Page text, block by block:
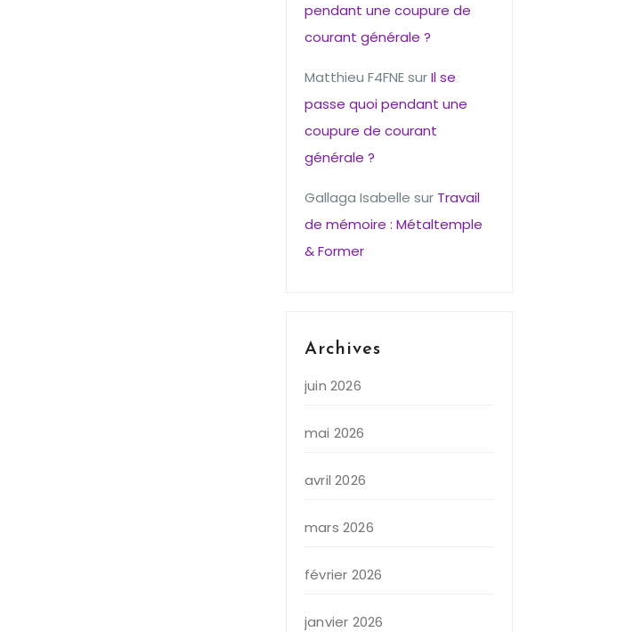
pendant une coupure de
courant générale ?
Matthieu F4FNEsurIl se
passe quoi pendant une
coupure de courant
générale ?
Gallaga Isabelle sur Travail
de mémoire : Métaltemple
& Former
Archives
juin 2026
mai 2026
avril 2026
mars 2026
février 2026
janvier 2026